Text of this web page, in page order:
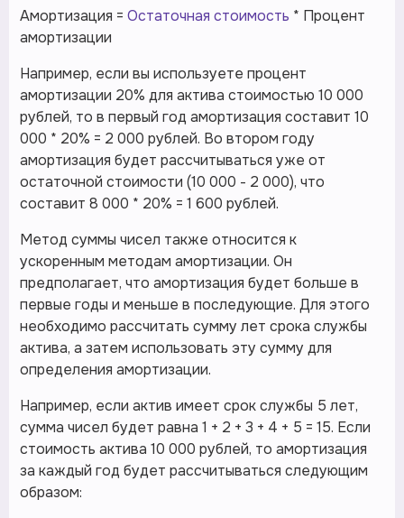
Амортизация = Остаточная стоимость * Процент
амортизации
Например, если вы используете процент
амортизации 20% для актива стоимостью 10 000
рублей, то в первый год амортизация составит 10
000 * 20% = 2 000 рублей. Во втором году
амортизация будет рассчитываться уже от
остаточной стоимости (10 000 - 2 000), что
составит 8 000 * 20% = 1 600 рублей.
Метод суммы чисел также относится к
ускоренным методам амортизации. Он
предполагает, что амортизация будет больше в
первые годы и меньше в последующие. Для этого
необходимо рассчитать сумму лет срока службы
актива, а затем использовать эту сумму для
определения амортизации.
Например, если актив имеет срок службы 5 лет,
сумма чисел будет равна 1 + 2 + 3 + 4 + 5 = 15. Если
стоимость актива 10 000 рублей, то амортизация
за каждый год будет рассчитываться следующим
образом: